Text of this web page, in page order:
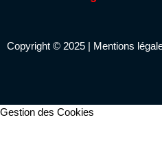
Copyright © 2025 | Mentions
Gestion des Cookies